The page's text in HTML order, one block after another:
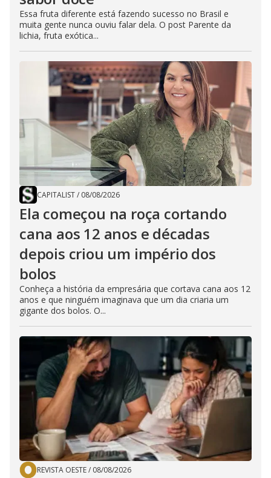
Essa fruta diferente está fazendo sucesso no Brasil e
muita gente nunca ouviu falar dela. O post Parente da
lichia, fruta exótica...
CAPITALIST/ 08/08/2026
Ela começou na roça cortando
cana aos 12 anos e décadas
depois criou um império dos
bolos
Conheça a história da empresária que cortava cana aos 12
anos e que ninguém imaginava que um dia criaria um
gigante dos bolos. O...
REVISTA OESTE/ 08/08/2026